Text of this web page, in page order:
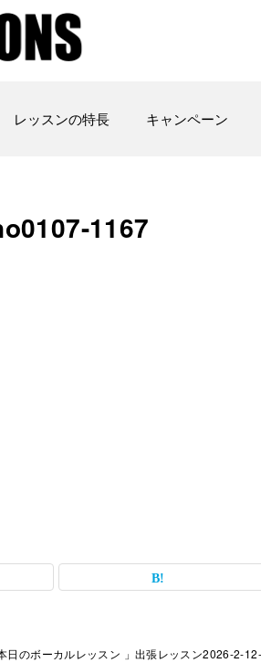
レッスンの特長 キャンペーン
1167
本日のボーカルレッスン 」出張レッスン2026-2-